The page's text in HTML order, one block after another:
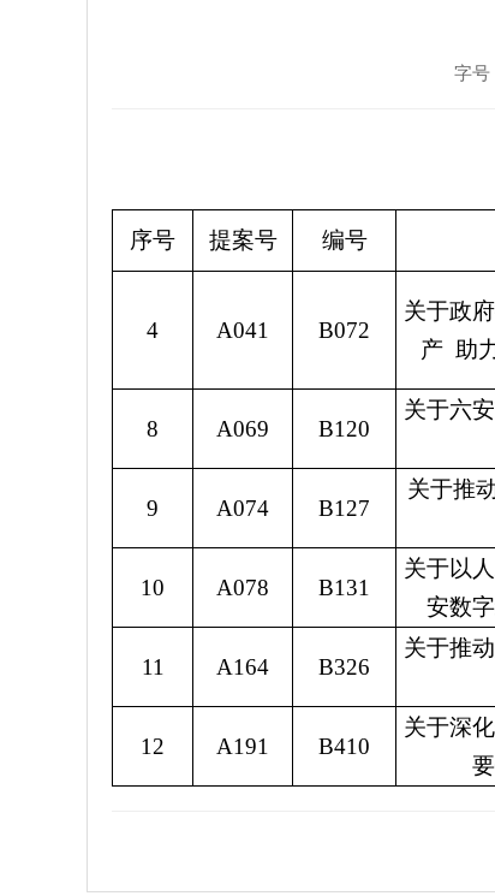
字号
序号 提案号 编号
4 A041 B072
关于政
产 助
8 A069 B120
关于六
9 A074 B127
关于推
10 A078 B131
关于以
安数
11 A164 B326
关于推
12 A191 B410
关于深